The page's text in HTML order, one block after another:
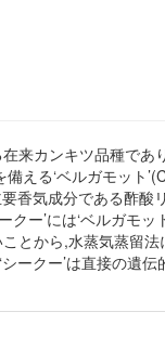
来カンキツ品種で
える‘ベルガモット
香気成分である酢酸
ー’には‘ベルガモッ
とから,水蒸気蒸留
クー’は直接の遺伝